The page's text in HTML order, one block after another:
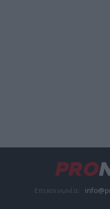
Επικοινωνία: